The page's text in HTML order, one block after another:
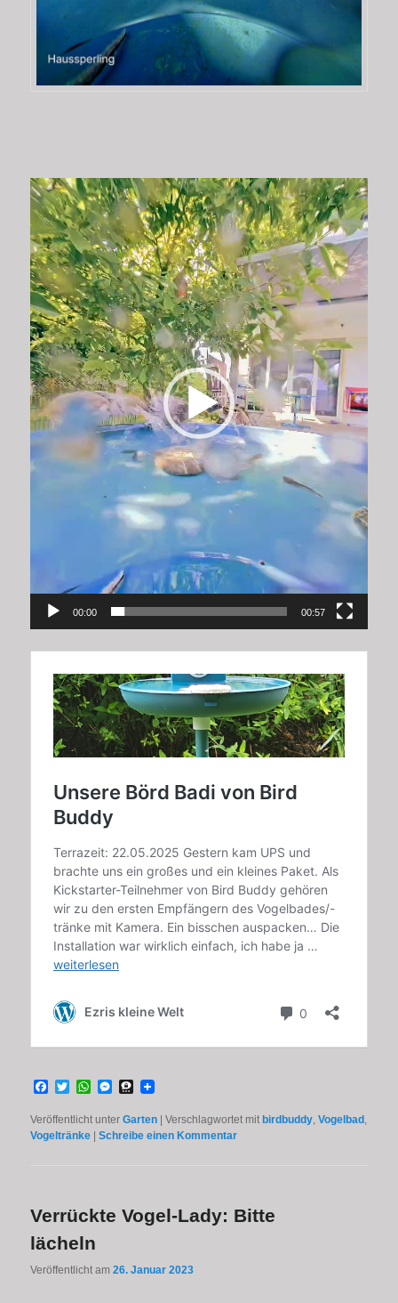
Video-
Player
00:00 00:57
Facebook
TwitterWhatsApp
Messenger
Threema
Veröffentlicht unter Garten |Verschlagwortet mit birdbuddy,Vogelbad ,
Vogeltränke
|Schreibe einen Kommentar
Verrückte Vogel-Lady: Bitte
lächeln
Veröffentlicht am26. Januar 2023